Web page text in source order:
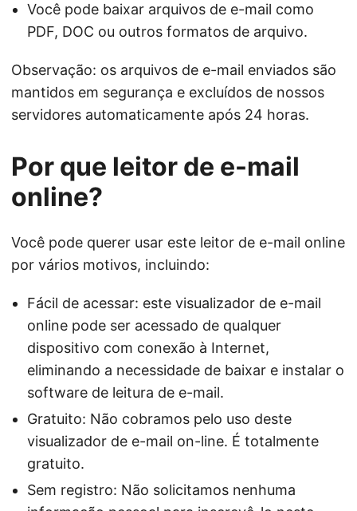
Você pode baixar arquivos de e-mail como
PDF, DOC ou outros formatos de arquivo.
Observação: os arquivos de e-mail enviados são
mantidos em segurança e excluídos de nossos
servidores automaticamente após 24 horas.
Por que leitor de e-mail
online?
Você pode querer usar este leitor de e-mail online
por vários motivos, incluindo:
Fácil de acessar: este visualizador de e-mail
online pode ser acessado de qualquer
dispositivo com conexão à Internet,
eliminando a necessidade de baixar e instalar o
software de leitura de e-mail.
Gratuito: Não cobramos pelo uso deste
visualizador de e-mail on-line. É totalmente
gratuito.
Sem registro: Não solicitamos nenhuma